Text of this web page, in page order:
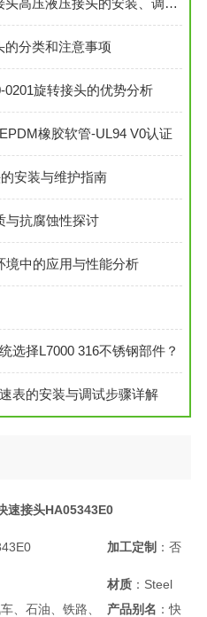
的分类和注意事项
旋转接头的优势分析
橡胶软管-UL94 V0认证
安装与维护指南
与抗腐蚀性探讨
境中的应用与性能分析
选择L7000 316不锈钢部件？
表的安装与调试步骤详解
速接头HA05343E0
加工定制：否
材质：Steel
车、石油、铁路、
产品别名 ：快